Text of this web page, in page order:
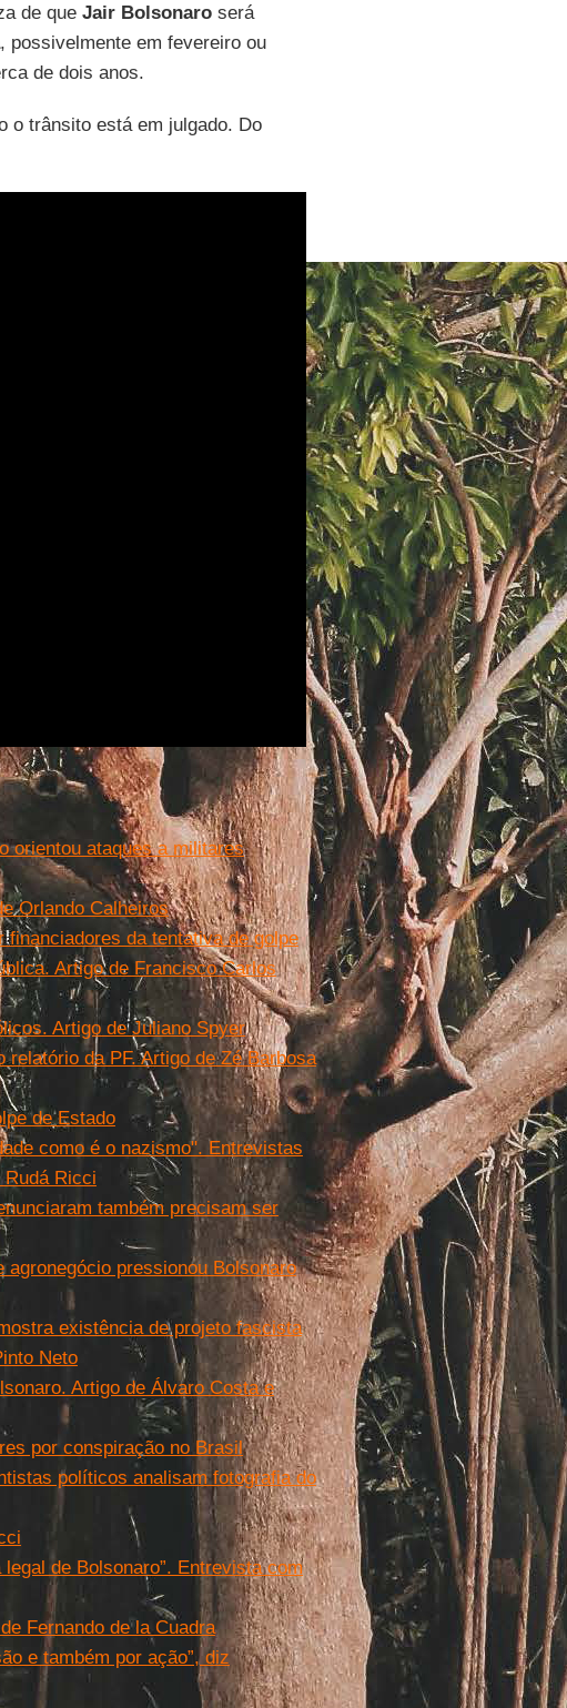
de que Jair Bolsonaroserá
, possivelmente em fevereiro ou
de dois anos.
o trânsito está em julgado. Do
orientou ataques a militares
Orlando Calheiros
da tentativa de golpe
Artigo de Francisco Carlos
Artigo de Juliano Spyer
da PF. Artigo de Zé Barbosa
de Estado
como é o nazismo". Entrevistas
Ricci
também precisam ser
pressionou Bolsonaro
existência de projeto fascista
Neto
Artigo de Álvaro Costa e
por conspiração no Brasil
políticos analisam fotografia do
de Bolsonaro”. Entrevista com
Fernando de la Cuadra
e também por ação”, diz